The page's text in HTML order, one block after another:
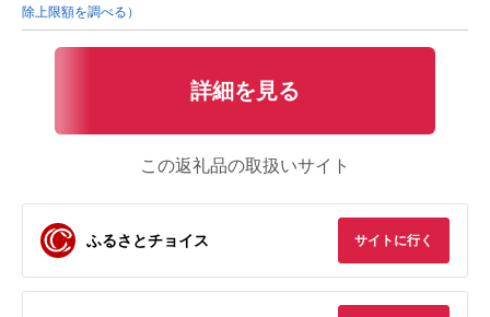
除上限額を調べる）
詳細を見る
この返礼品の取扱いサイト
ふるさとチョイス サイトに行く